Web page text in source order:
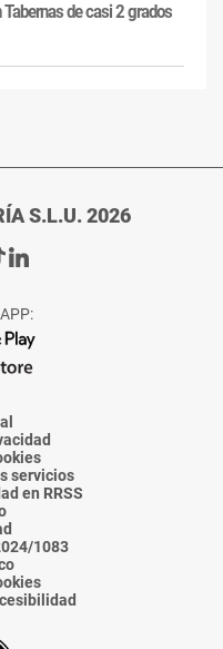
de casi 2 grados
S.L.U. 2026
Ir
de
La
Voz
Almería
Ir
de
La
Voz
servicios
en RRSS
1083